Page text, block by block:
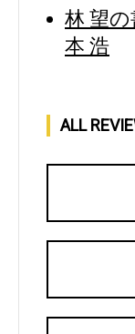
林 望
本 浩
ALL